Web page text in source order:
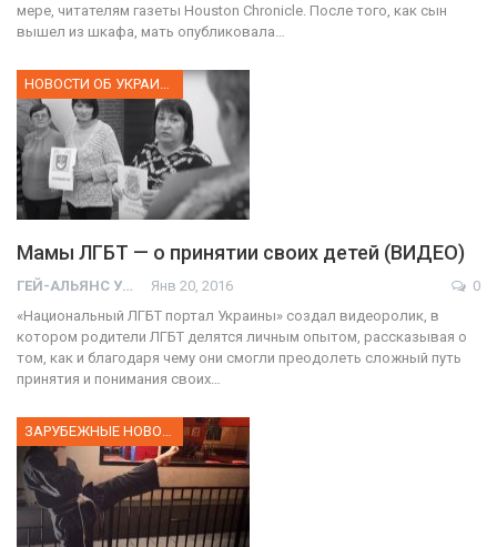
мере, читателям газеты Houston Chronicle. После того, как сын
вышел из шкафа, мать опубликовала…
НОВОСТИ ОБ УКРАИНЕ
Мамы ЛГБТ — о принятии своих детей (ВИДЕО)
ГЕЙ-АЛЬЯНС УКРАИНА Янв 20, 2016
0
«Национальный ЛГБТ портал Украины» создал видеоролик, в
котором родители ЛГБТ делятся личным опытом, рассказывая о
том, как и благодаря чему они смогли преодолеть сложный путь
принятия и понимания своих…